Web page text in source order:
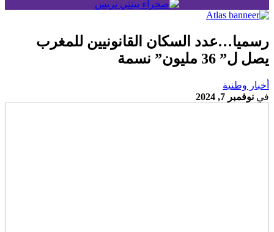
رسميا…عدد السكان القانونيين للمغرب
يصل ل” 36 مليون” نسمة
أخبار وطنية
في نوفمبر 7, 2024